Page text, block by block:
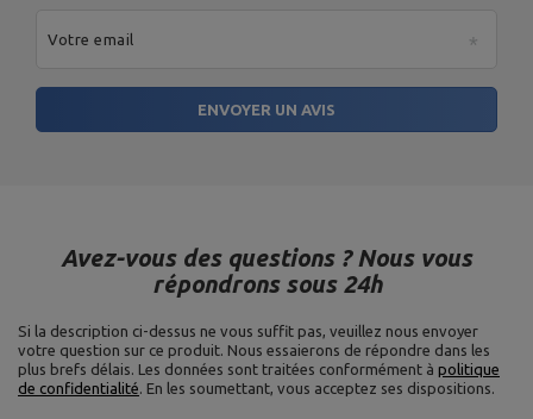
Votre email
ENVOYER UN AVIS
Avez-vous des questions ? Nous vous
répondrons sous 24h
Si la description ci-dessus ne vous suffit pas, veuillez nous envoyer
votre question sur ce produit. Nous essaierons de répondre dans les
plus brefs délais. Les données sont traitées conformément à politique
de confidentialité. En les soumettant, vous acceptez ses dispositions.